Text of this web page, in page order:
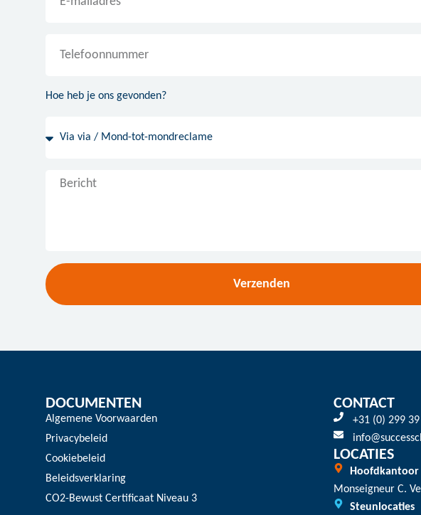
Hoe heb je ons gevonden?
Verzenden
DOCUMENTEN
Algemene Voorwaarden
Privacybeleid
Cookiebeleid
Beleidsverklaring
CO2-Bewust Certificaat Niveau 3
CONTACT
+31 (0) 299
LOCATIES
Hoofdkantoor
Monseigneur C.
Steunlocaties